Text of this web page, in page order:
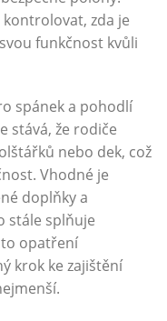
zda je
funkčnost kvůli
spánek a pohodlí
stává, že rodiče
nebo dek, což
Vhodné je
doplňky a
stále splňuje
opatření
krok ke zajištění